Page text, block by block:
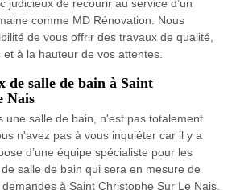
judicieux de recourir au service d’un
comme MD Rénovation. Nous
de vous offrir des travaux de qualité,
à la hauteur de vos attentes.
de salle de bain à Saint
Nais
une salle de bain, n'est pas totalement
n'avez pas à vous inquiéter car il y a
d’une équipe spécialiste pour les
salle de bain qui sera en mesure de
à Saint Christophe Sur Le Nais.